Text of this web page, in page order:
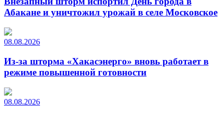
Абакане и уничтожил урожай в селе Московское
08.08.2026
Из-за шторма «Хакасэнерго» вновь работает в
режиме повышенной готовности
08.08.2026